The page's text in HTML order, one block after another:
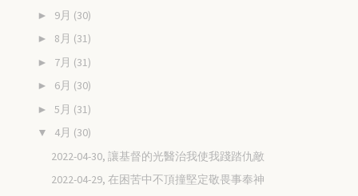
► 9月 (30)
► 8月 (31)
► 7月 (31)
► 6月 (30)
► 5月 (31)
▼ 4月 (30)
2022-04-30, 讓基督的光醫治我使我踐踏仇敵
2022-04-29, 在困苦中不頂撞堅定敬畏事奉神